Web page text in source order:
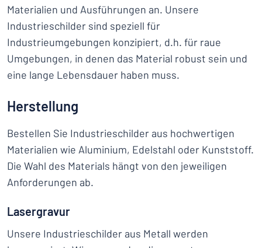
Materialien und Ausführungen an. Unsere
Industrieschilder sind speziell für
Industrieumgebungen konzipiert, d.h. für raue
Umgebungen, in denen das Material robust sein und
eine lange Lebensdauer haben muss.
Herstellung
Bestellen Sie Industrieschilder aus hochwertigen
Materialien wie Aluminium, Edelstahl oder Kunststoff.
Die Wahl des Materials hängt von den jeweiligen
Anforderungen ab.
Lasergravur
Unsere Industrieschilder aus Metall werden